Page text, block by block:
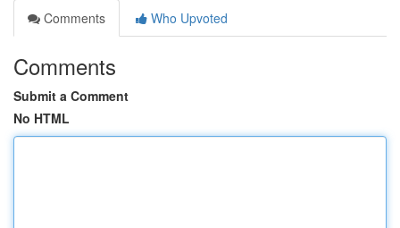
Comments
Who Upvoted
Comments
Submit a Comment
No HTML